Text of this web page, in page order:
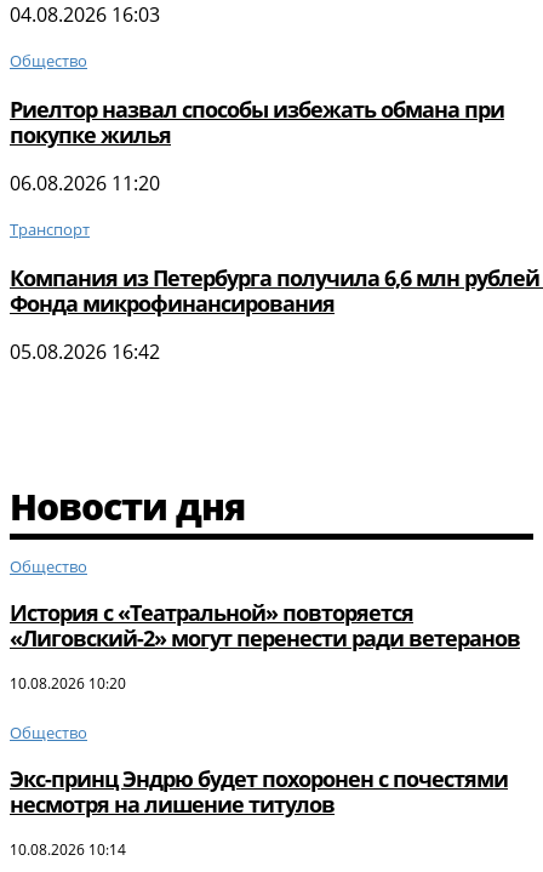
04.08.2026 16:03
Общество
Риелтор назвал способы избежать обмана при
покупке жилья
06.08.2026 11:20
Транспорт
Компания из Петербурга получила 6,6 млн рублей
Фонда микрофинансирования
05.08.2026 16:42
Новости дня
Общество
История с «Театральной» повторяется
«Лиговский-2» могут перенести ради ветеранов
10.08.2026 10:20
Общество
Экс-принц Эндрю будет похоронен с почестями
несмотря на лишение титулов
10.08.2026 10:14